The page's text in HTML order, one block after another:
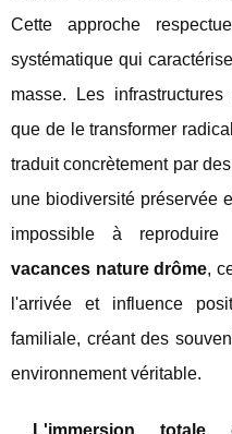
Cette approche
systématique qui
masse. Les
que de le transformer
traduit concrètement par
une biodiversité préservée
impossible à
vacances nature drôme,
l'arrivée et influence
familiale, créant des
environnement véritable.
L'immersion totale